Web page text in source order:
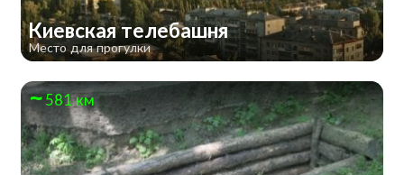
Киевская телебашня
Место для прогулки
581 км